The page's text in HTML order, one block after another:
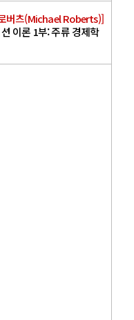
버츠(Michael Roberts)]
이론 1부: 주류 경제학